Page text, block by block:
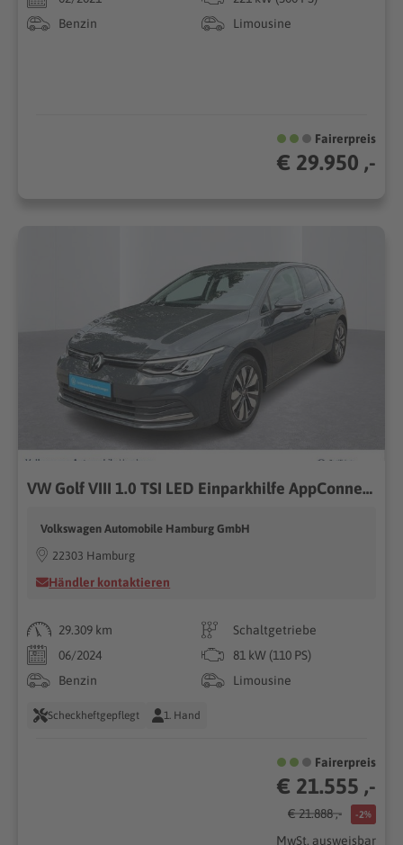
Benzin
Limousine
Fairerpreis
€ 29.950 ,-
VW Golf VIII 1.0 TSI LED Einparkhilfe AppConnect
Volkswagen Automobile Hamburg GmbH
22303 Hamburg
Händler kontaktieren
29.309 km
Schaltgetriebe
06/2024
81 kW (110 PS)
Benzin
Limousine
Scheckheftgepflegt 1. Hand
Fairerpreis
€ 21.555 ,-
€ 21.888 ,- -2%
MwSt. ausweisbar